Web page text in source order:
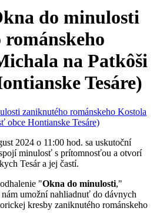
do minulosti
na Patkôši
Tesáre)
2024 o 11:00 hod. sa uskutoční
minulosť s prítomnosťou a otvorí
Tesár a jej častí.
"Okna do minulosti,"
umožní nahliadnuť do dávnych
kresby zaniknutého románskeho